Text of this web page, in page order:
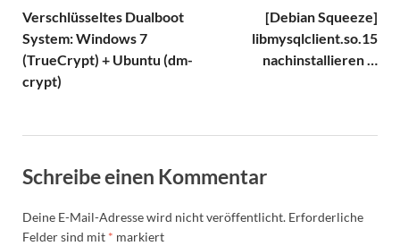
Verschlüsseltes Dualboot
System: Windows 7
(TrueCrypt) + Ubuntu (dm-
crypt)
[Debian Squeeze]
libmysqlclient.so.15
nachinstallieren …
Schreibe einen Kommentar
Deine E-Mail-Adresse wird nicht veröffentlicht. Erforderliche
Felder sind mit * markiert